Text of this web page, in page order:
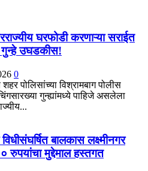
घरफोडी करणाऱ्या सराईत
गुन्हे उघडकीस!
0
पोलिसांच्या विश्रामबाग पोलीस
गुन्ह्यांमध्ये पाहिजे असलेला
बालकास लक्ष्मीनगर
रुपयांचा मुद्देमाल हस्तगत